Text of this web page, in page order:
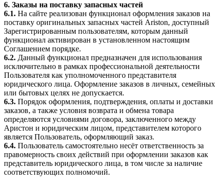
6. Заказы на поставку запасных частей
6.1. На сайте реализован функционал оформления заказов на
поставку оригинальных запасных частей Ariston, доступный
Зарегистрированным пользователям, которым данный
функционал активирован в установленном настоящим
Соглашением порядке.
6.2. Данный функционал предназначен для использования
исключительно в рамках профессиональной деятельности
Пользователя как уполномоченного представителя
юридического лица. Оформление заказов в личных, семейных
или бытовых целях не допускается.
6.3. Порядок оформления, подтверждения, оплаты и доставки
заказов, а также условия возврата и обмена товара
определяются условиями договора, заключенного между
Аристон и юридическим лицом, представителем которого
является Пользователь, оформляющий заказ.
6.4. Пользователь самостоятельно несёт ответственность за
правомерность своих действий при оформлении заказов как
представитель юридического лица, в том числе за наличие
соответствующих полномочий.